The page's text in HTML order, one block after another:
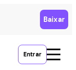
Baixar
Entrar